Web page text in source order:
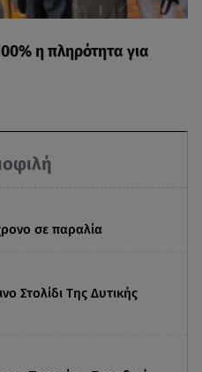
σε παραλία
Στολίδι Της Δυτικής
η πληρότητα για